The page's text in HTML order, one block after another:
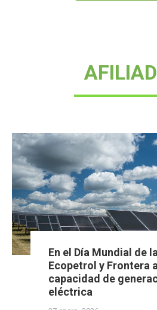
En el Día Mundial de
Ecopetrol y Frontera
capacidad de
eléctrica